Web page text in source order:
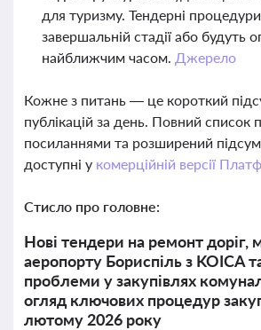
для туризму. Тендерні
завершальній стадії або будуть
найближчим часом. Джерело
Кожне з питань — це короткий
публікацій за день. Повний
посиланнями та розширений
доступні у комерційній версії
Стисло про головне:
Нові тендери на ремонт доріг,
аеропорту Бориспіль з KOICA
проблеми у закупівлях
огляд ключових процедур
лютому 2026 року